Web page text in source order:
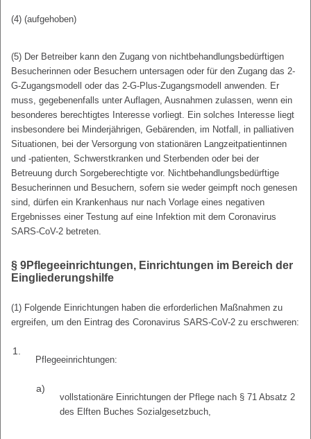
(4) (aufgehoben)
(5) Der Betreiber kann den Zugang von nichtbehandlungsbedürftigen
Besucherinnen oder Besuchern untersagen oder für den Zugang das 2-
G-Zugangsmodell oder das 2-G-Plus-Zugangsmodell anwenden. Er
muss, gegebenenfalls unter Auflagen, Ausnahmen zulassen, wenn ein
besonderes berechtigtes Interesse vorliegt. Ein solches Interesse liegt
insbesondere bei Minderjährigen, Gebärenden, im Notfall, in palliativen
Situationen, bei der Versorgung von stationären Langzeitpatientinnen
und -patienten, Schwerstkranken und Sterbenden oder bei der
Betreuung durch Sorgeberechtigte vor. Nichtbehandlungsbedürftige
Besucherinnen und Besuchern, sofern sie weder geimpft noch genesen
sind, dürfen ein Krankenhaus nur nach Vorlage eines negativen
Ergebnisses einer Testung auf eine Infektion mit dem Coronavirus
SARS-CoV-2 betreten.
§ 9Pflegeeinrichtungen, Einrichtungen im Bereich der
Eingliederungshilfe
(1) Folgende Einrichtungen haben die erforderlichen Maßnahmen zu
ergreifen, um den Eintrag des Coronavirus SARS-CoV-2 zu erschweren:
1.
Pflegeeinrichtungen:
a)
vollstationäre Einrichtungen der Pflege nach § 71 Absatz 2
des Elften Buches Sozialgesetzbuch,